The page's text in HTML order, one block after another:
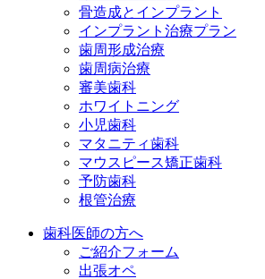
骨造成とインプラント
インプラント治療プラン
歯周形成治療
歯周病治療
審美歯科
ホワイトニング
小児歯科
マタニティ歯科
マウスピース矯正歯科
予防⻭科
根管治療
歯科医師の方へ
ご紹介フォーム
出張オペ